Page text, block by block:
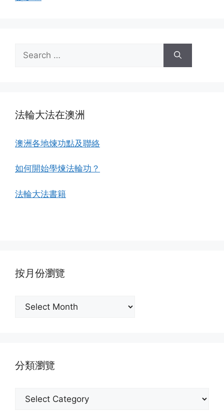
for:
法輪大法在澳洲
澳洲各地煉功點及聯絡
如何開始學煉法輪功？
法輪大法書籍
按月份瀏覽
分類瀏覽